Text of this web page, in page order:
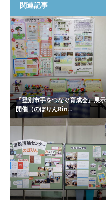
関連記事
『登別市手をつなぐ育成会』展示
開催（のぼりんRin...